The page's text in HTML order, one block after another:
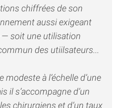
chiffrées de son
aussi exigeant
— soit une utilisation
des utiilsateurs...
à l’échelle d’une
il s’accompagne d’un
chirurgiens et d’un taux